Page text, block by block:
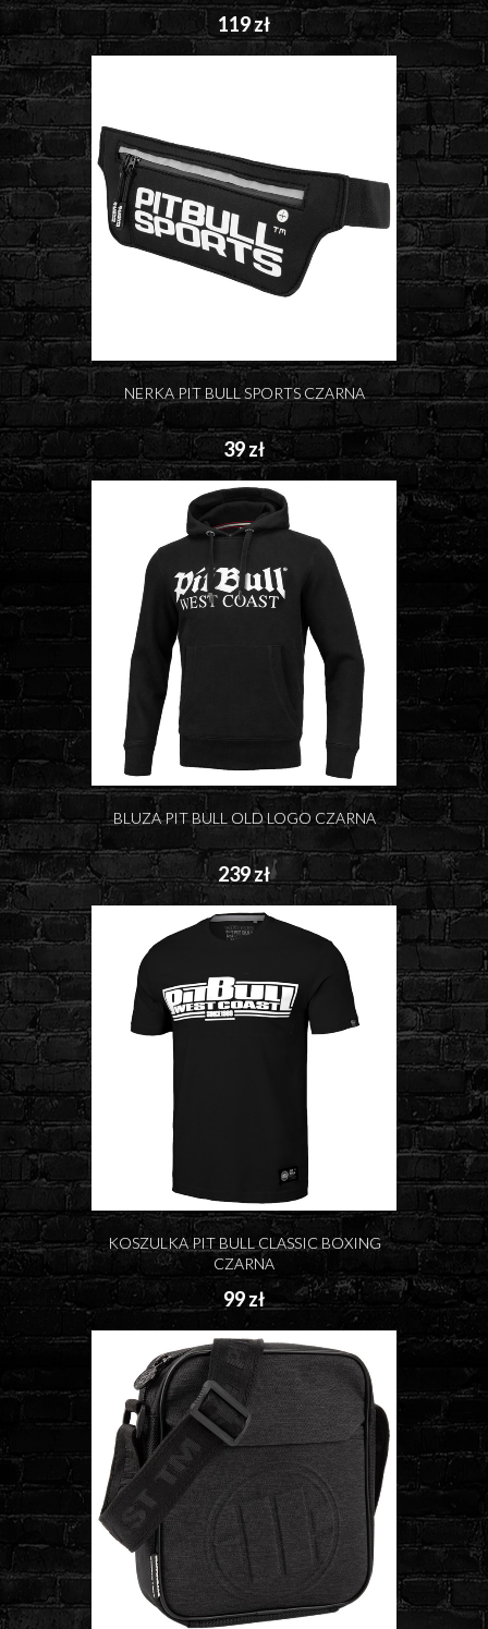
119 zł
NERKA PIT BULL SPORTS CZARNA
39 zł
BLUZA PIT BULL OLD LOGO CZARNA
239 zł
KOSZULKA PIT BULL CLASSIC BOXING
CZARNA
99 zł